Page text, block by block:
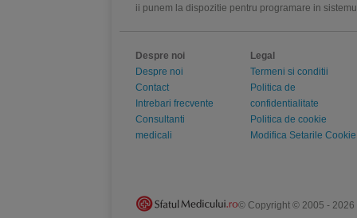
ii punem la dispozitie pentru programare in
Despre noi
Despre noi
Contact
Intrebari frecvente
Consultanti
medicali
Legal
Termeni si conditii
Politica de
confidentialitate
Politica de cookie
Modifica Setarile Cookie
© Copyright © 2005 - 2026